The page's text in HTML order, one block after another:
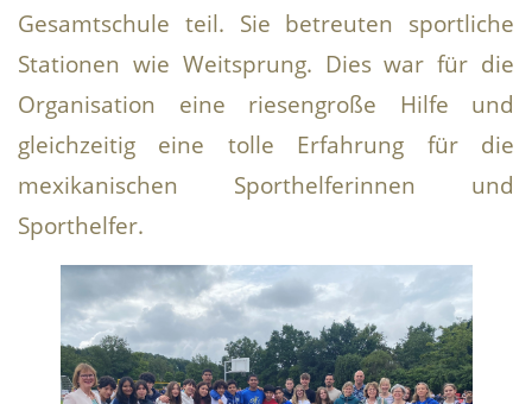
Gesamtschule teil. Sie betreuten sportliche
Stationen wie Weitsprung. Dies war für die
Organisation eine riesengroße Hilfe und
gleichzeitig eine tolle Erfahrung für die
mexikanischen Sporthelferinnen und
Sporthelfer.